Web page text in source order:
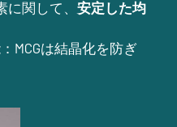
関して、 安定した均
MCGは結晶化を防ぎ